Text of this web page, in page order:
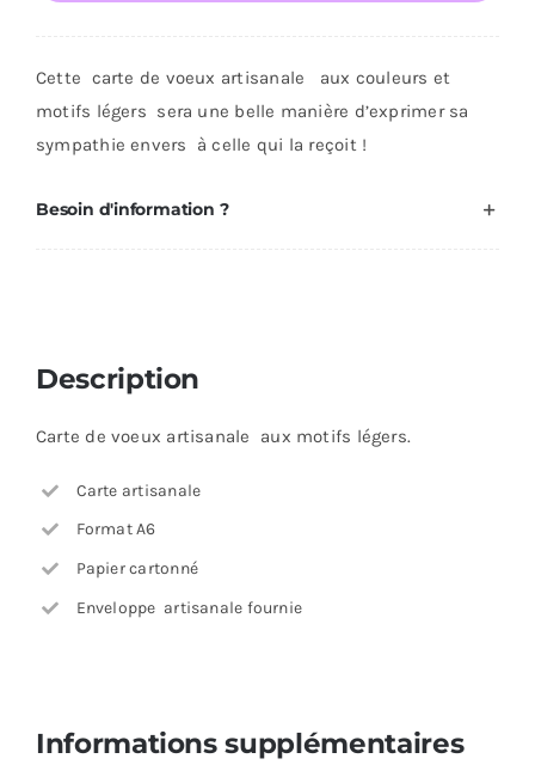
voeux
:pensées/etc
Cette carte de voeux artisanale aux couleurs et
motifs légers sera une belle manière d’exprimer sa
sympathie envers à celle qui la reçoit !
Besoin d'information ?
Description
Carte de voeux artisanale aux motifs légers.
Carte artisanale
Format A6
Papier cartonné
Enveloppe artisanale fournie
Informations supplémentaires